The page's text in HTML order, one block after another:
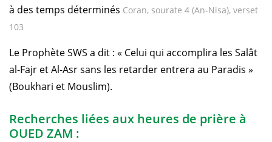
à des temps déterminés Coran, sourate 4 (An-Nisa), verset
103
Le Prophète SWS a dit : « Celui qui accomplira les Salât
al-Fajr et Al-Asr sans les retarder entrera au Paradis »
(Boukhari et Mouslim).
Recherches liées aux heures de prière à
OUED ZAM :